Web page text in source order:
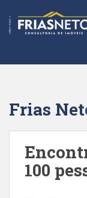
t
Frias
100